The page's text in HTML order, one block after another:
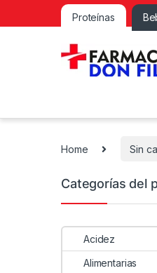
Proteínas
Home Sin
Categorías del
Acidez
Alimentarias